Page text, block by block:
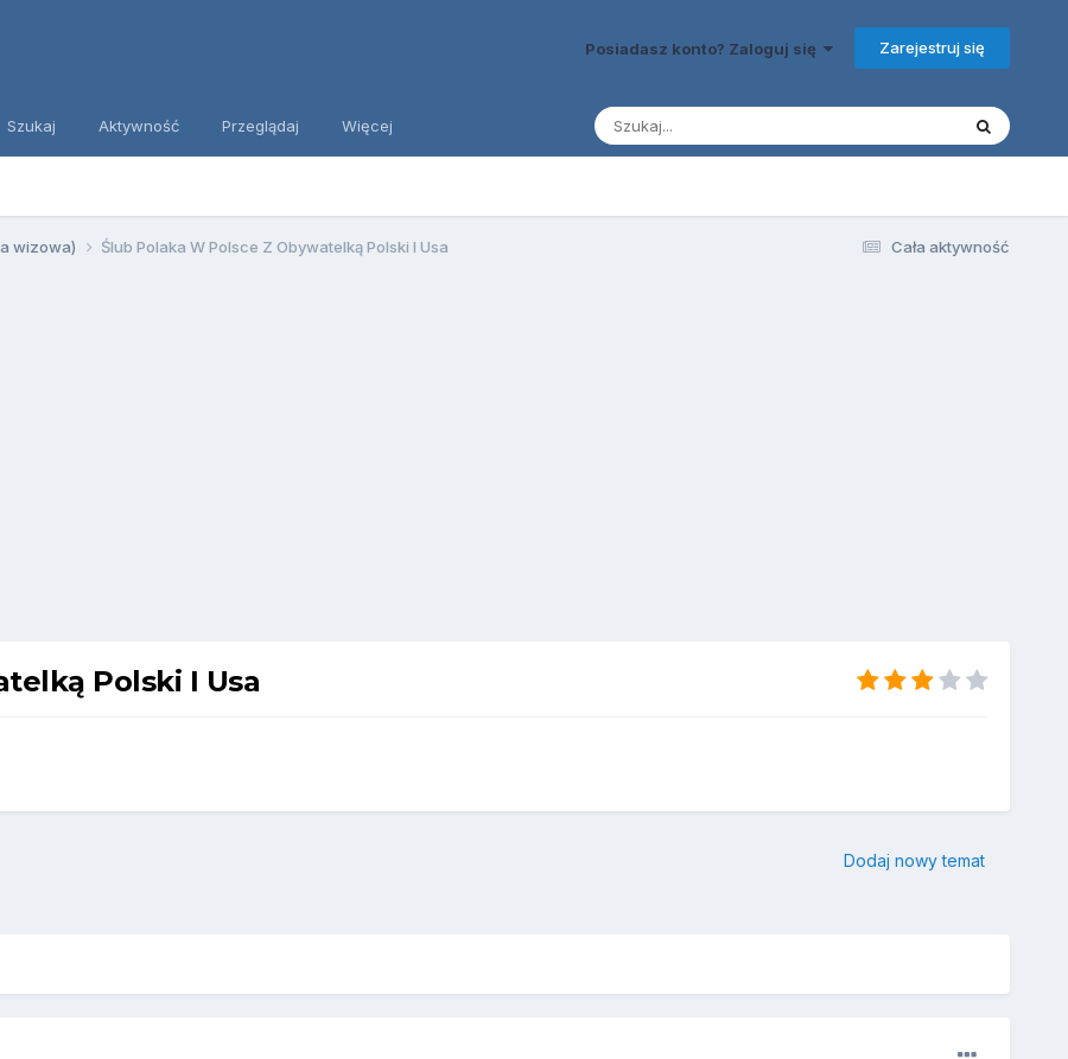
Posiadasz konto? Zaloguj się Zarejestruj się
Szukaj Aktywność Przeglądaj Więcej
Cała aktywność
wizowa) Ślub Polaka W Polsce Z Obywatelką Polski I Usa
Polski I Usa
Dodaj nowy temat